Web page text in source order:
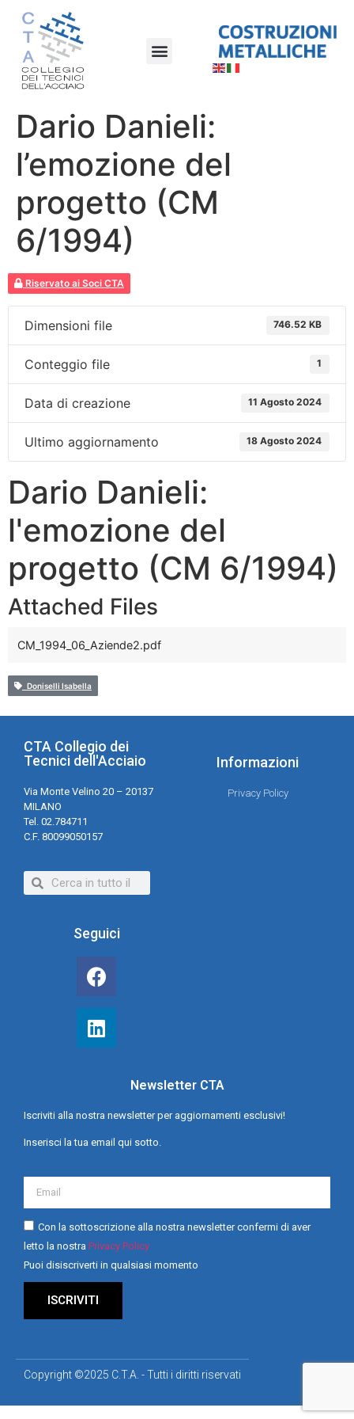
Dario Danieli:
l’emozione del
progetto (CM
6/1994)
Riservato ai Soci CTA
Dimensioni file 746.52 KB
Conteggio file 1
Data di creazione 11 Agosto 2024
Ultimo aggiornamento 18 Agosto 2024
Dario Danieli:
l'emozione del
progetto (CM 6/1994)
Attached Files
CM_1994_06_Aziende2.pdf
Doniselli Isabella
CTA Collegio dei
Tecnici dell'Acciaio
Via Monte Velino 20 – 20137
MILANO
Tel. 02.784711
C.F. 80099050157
Informazioni
Privacy Policy
Seguici
Newsletter CTA
Iscriviti alla nostra newsletter per aggiornamenti esclusivi!
Inserisci la tua email qui sotto.
Con la sottoscrizione alla nostra newsletter confermi di aver
letto la nostra Privacy Policy
Puoi disiscriverti in qualsiasi momento
ISCRIVITI
Copyright ©2025 C.T.A. - Tutti i diritti riservati